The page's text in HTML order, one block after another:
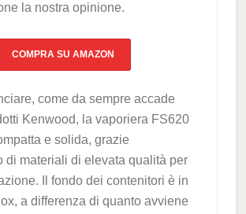
la nostra opinione.
COMPRA SU AMAZON
come da sempre accade
Kenwood, la vaporiera FS620
e solida, grazie
di materiali di elevata qualità per
Il fondo dei contenitori è in
a differenza di quanto avviene